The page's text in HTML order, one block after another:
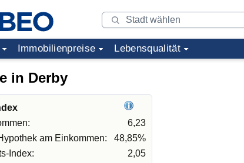
Immobilienpreise Lebensqualität
in Derby
6,23
am Einkommen:
48,85%
Index:
2,05